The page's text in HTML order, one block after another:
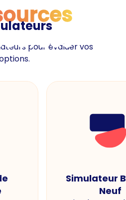
pour évaluer vos
Simulateur
Neuf